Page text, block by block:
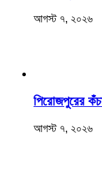
আগস্ট ৭, ২০২৬
পিরোজপুরের
আগস্ট ৭, ২০২৬